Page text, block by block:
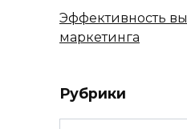
Эффективность
маркетинга
Рубрики